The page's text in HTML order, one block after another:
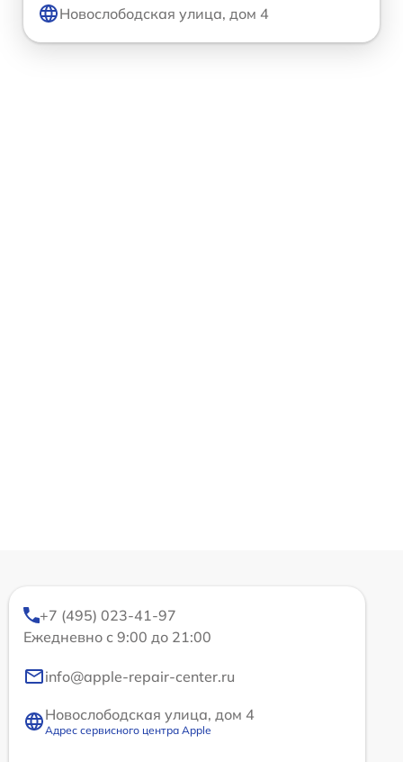
Новослободская улица, дом 4
+7 (495) 023-41-97
Ежедневно с 9:00 до 21:00
info@apple-repair-center.ru
Новослободская улица, дом 4
Адрес сервисного центра Apple